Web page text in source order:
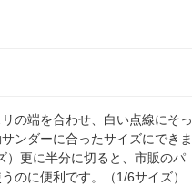
の端を合わせ、白い点線にそっ
ンダーに合ったサイズにできま
）更に半分に切ると、市販のパ
のに便利です。（1/6サイズ）